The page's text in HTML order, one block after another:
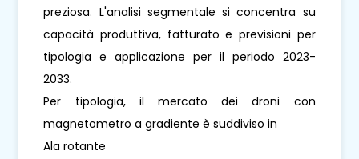
preziosa. L'analisi segmentale si concentra su
capacità produttiva, fatturato e previsioni per
tipologia e applicazione per il periodo 2023-
2033.
Per tipologia, il mercato dei droni con
magnetometro a gradiente è suddiviso in
Ala rotante